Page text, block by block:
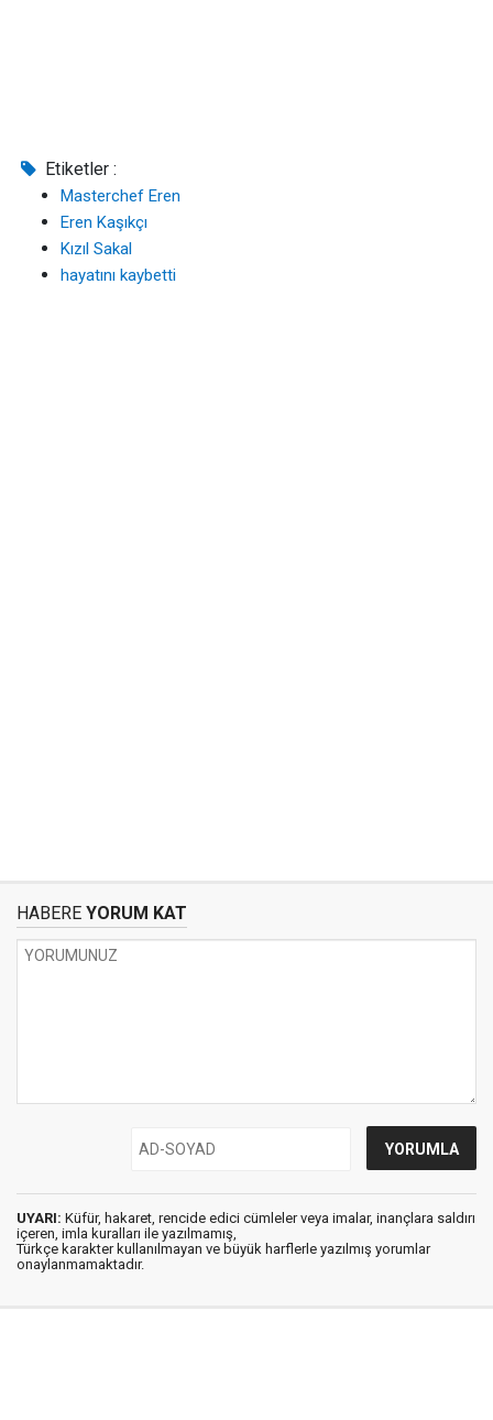
Etiketler :
Masterchef Eren
Eren Kaşıkçı
Kızıl Sakal
hayatını kaybetti
HABERE YORUM KAT
UYARI: Küfür, hakaret, rencide edici cümleler veya imalar, inançlara saldırı
içeren, imla kuralları ile yazılmamış,
Türkçe karakter kullanılmayan ve büyük harflerle yazılmış yorumlar
onaylanmamaktadır.